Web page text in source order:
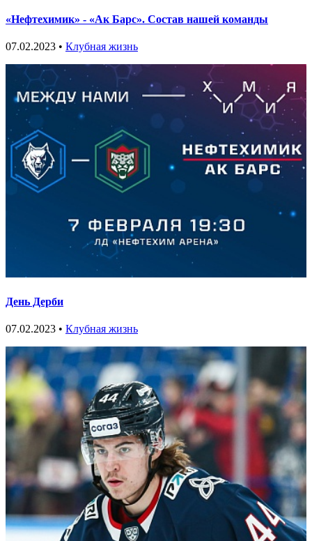
«Нефтехимик» - «Ак Барс». Состав нашей команды
07.02.2023 • Клубная жизнь
День Дерби
07.02.2023 • Клубная жизнь